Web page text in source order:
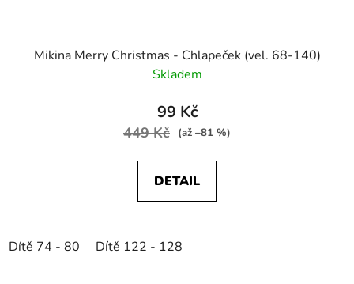
Mikina Merry Christmas - Chlapeček (vel. 68-140)
Skladem
99 Kč
449 Kč (až –81 %)
DETAIL
Dítě 74 - 80 Dítě 122 - 128